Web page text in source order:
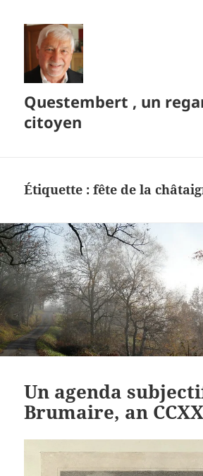
Questembert , un
citoyen
Étiquette :fête de la
Un agenda
Brumaire, an